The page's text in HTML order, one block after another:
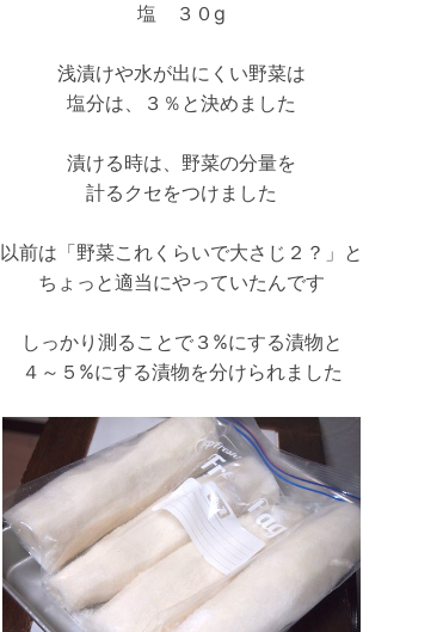
塩 ３０g
浅漬けや水が出にくい野菜は
塩分は、３％と決めました
漬ける時は、野菜の分量を
計るクセをつけました
以前は「野菜これくらいで大さじ２？」と
ちょっと適当にやっていたんです
しっかり測ることで３%にする漬物と
４～５%にする漬物を分けられました